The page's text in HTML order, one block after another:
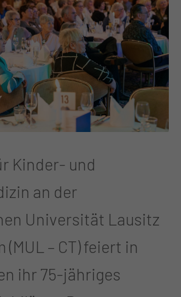
Kinder- und
an der
Universität Lausitz
(MUL – CT) feiert in
ihr 75-jähriges